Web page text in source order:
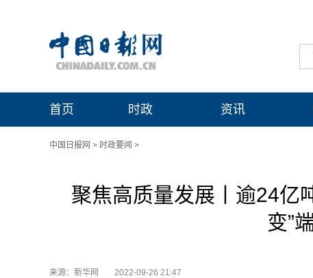
首页 时政 资讯
中国日报网 > 时政要闻 >
聚焦高质量发展丨逾24亿
变”
来源：新华网 2022-09-26 21:47